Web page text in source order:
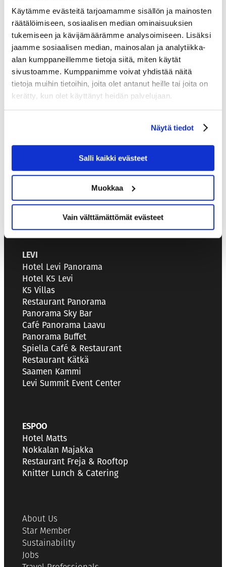
Käytämme evästeitä tarjoamamme sisällön ja mainosten
räätälöimiseen, sosiaalisen median ominaisuuksien
tukemiseen ja kävijämäärämme analysoimiseen. Lisäksi
jaamme sosiaalisen median, mainosalan ja analytiikka-
alan kumppaneillemme tietoja siitä, miten käytät
sivustoamme. Kumppanimme voivat yhdistää näitä
tietoja muihin tietoihin, joita olet antanut heille tai joita on
kerätty, kun olet käyttänyt heidän palvelujaan.
Näytä tiedot
Salli kaikki evästeet
Muokkaa
Vain välttämättömät evästeet
KASSIOPEIA
HOTELS & RESTAURANTS
sales@kassiopeia.fi
LEVI
Hotel Levi Panorama
Hotel K5 Levi
K5 Villas
Restaurant Panorama
Panorama Sky Bar
Café Panorama Laavu
Panorama Buffet
Spiella Café & Restaurant
Restaurant Kätkä
Saamen Kammi
Levi Summit Event Center
ESPOO
Hotel Matts
Nokkalan Majakka
Restaurant Freja & Rooftop
Knitter Lunch & Catering
About Us
Star Member
Sustainability
Jobs